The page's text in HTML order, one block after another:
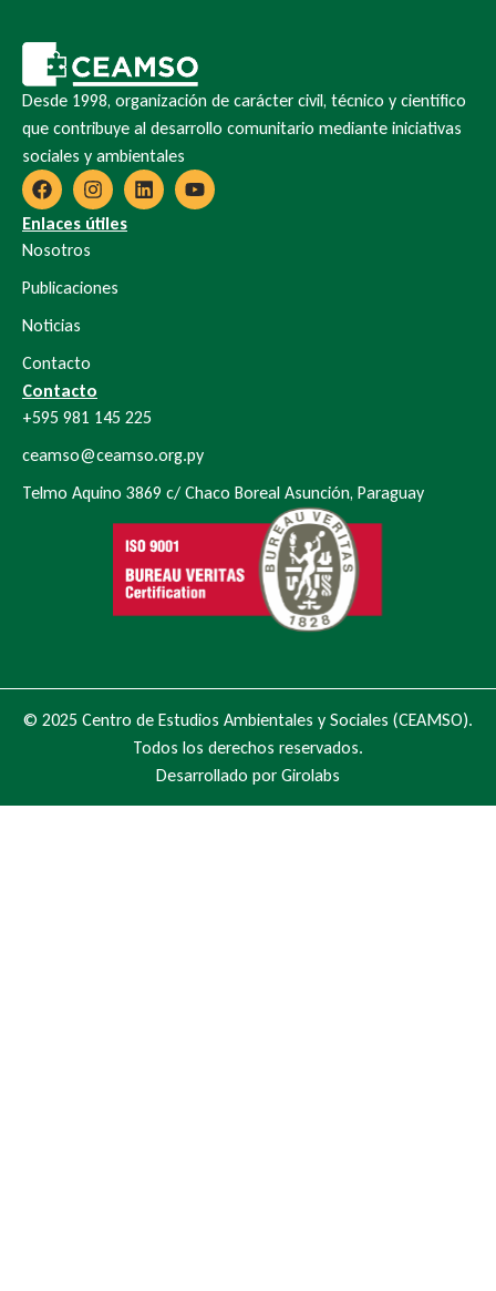
Desde 1998, organización de carácter civil, técnico y científico
que contribuye al desarrollo comunitario mediante iniciativas
sociales y ambientales
Enlaces útiles
Nosotros
Publicaciones
Noticias
Contacto
Contacto
+595 981 145 225
ceamso@ceamso.org.py
Telmo Aquino 3869 c/ Chaco Boreal Asunción, Paraguay
© 2025 Centro de Estudios Ambientales y Sociales (CEAMSO).
Todos los derechos reservados.
Desarrollado por Girolabs